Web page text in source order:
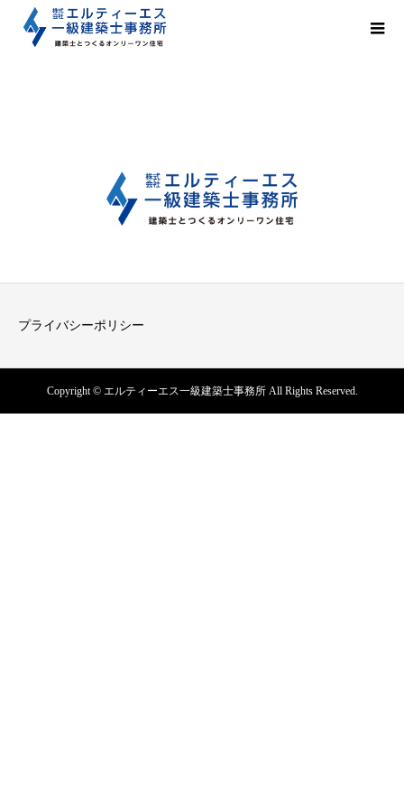
プライバシーポリシー
Copyright © エルティーエス一級建築士事務所 All Rights Reserved.